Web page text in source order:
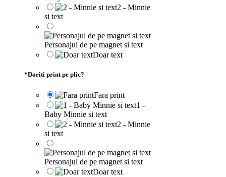
2 - Minnie
si text
Personajul de pe magnet si text
Doar text
*Doriti print pe plic?
Fara print
1 -
Baby Minnie si text
2 - Minnie
si text
Personajul de pe magnet si text
Doar text